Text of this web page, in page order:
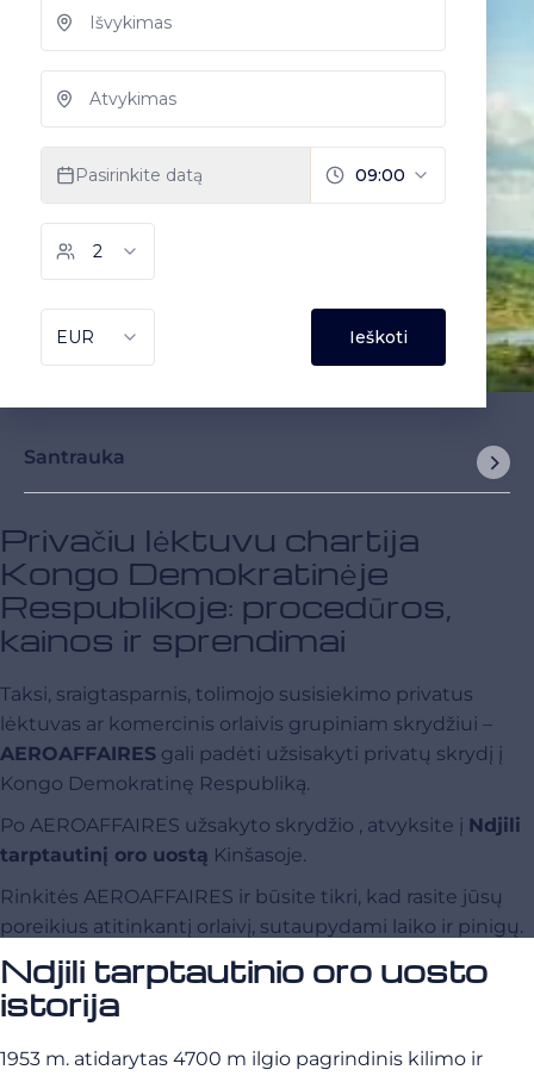
Santrauka
Privačiu lėktuvu chartija
Kongo Demokratinėje
Respublikoje: procedūros,
kainos ir sprendimai
Taksi, sraigtasparnis, tolimojo susisiekimo privatus
lėktuvas ar komercinis orlaivis grupiniam skrydžiui –
AEROAFFAIRES gali padėti užsisakyti privatų skrydį į
Kongo Demokratinę Respubliką.
Po AEROAFFAIRES užsakyto skrydžio , atvyksite į Ndjili
tarptautinį oro uostą Kinšasoje.
Rinkitės AEROAFFAIRES ir būsite tikri, kad rasite jūsų
poreikius atitinkantį orlaivį, sutaupydami laiko ir pinigų.
Ndjili tarptautinio oro uosto
istorija
1953 m. atidarytas 4700 m ilgio pagrindinis kilimo ir